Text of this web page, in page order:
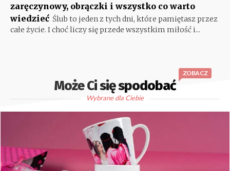
zaręczynowy, obrączki i wszystko co warto
wiedzieć Ślub to jeden z tych dni, które pamiętasz przez
całe życie. I choć liczy się przede wszystkim miłość i...
Może Ci się spodobać
ZOBACZ
Wybrane dla Ciebie